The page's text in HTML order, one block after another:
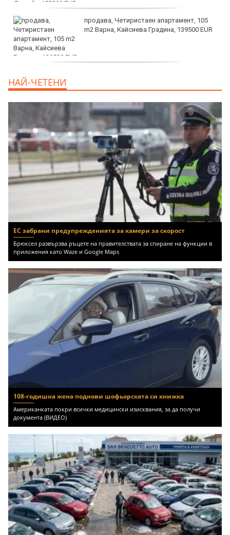
продава, Четиристаен апартамент, 105
m2 Варна, Кайсиева Градина, 139500 EUR
НАЙ-ЧЕТЕНИ
ЕС забрани предупрежденията за камери за скорост
Брюксел развързва ръцете на правителствата за спиране на функции в
приложения като Waze и Google Maps
108-годишна жена поднови шофьорската си книжка
Американката покри всички медицински изисквания, за да получи
документа (ВИДЕО)